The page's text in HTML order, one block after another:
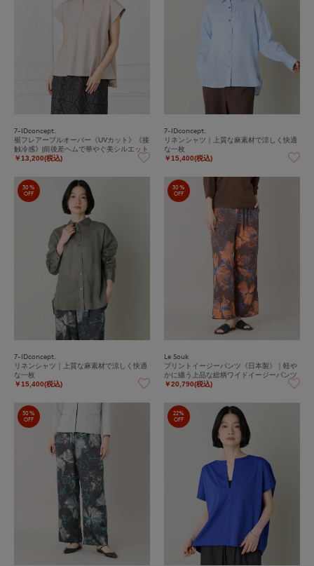
7-IDconcept.
裾フレアープルオーバー《UVカット》《接
触冷感》|前後差ヘムで華やぐ美シルエット
￥13,200(税込)
7-IDconcept.
リネンシャツ｜上質な麻素材で涼しく快適
な一枚
￥15,400(税込)
30%
OFF
7-IDconcept.
リネンシャツ｜上質な麻素材で涼しく快適
な一枚
￥15,400(税込)
30%
OFF
Le Souk
プリントイージーパンツ《日本製》｜軽や
かに纏う上品な総柄ワイドイージーパンツ
￥20,790(税込)
30%
OFF
22%
OFF